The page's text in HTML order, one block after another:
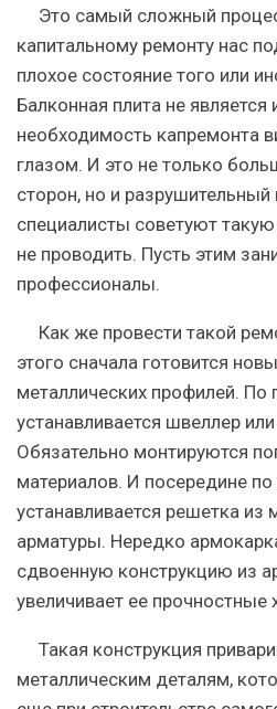
Это самый сложный
капитальному ремонту нас
плохое состояние того или
Балконная плита не
необходимость капремонта
глазом. И это не только
сторон, но и
специалисты советуют
не проводить. Пусть этим
профессионалы.
Как же провести такой
этого сначала готовится
металлических профилей. По
устанавливается швеллер
Обязательно монтируются
материалов. И посередине
устанавливается решетка из
арматуры. Нередко
сдвоенную конструкцию из
увеличивает ее прочностные
Такая конструкция
металлическим деталям,